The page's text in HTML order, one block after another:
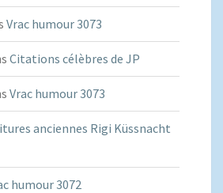
Vrac humour 3073
Citations célèbres de JP
Vrac humour 3073
anciennes Rigi Küssnacht
humour 3072